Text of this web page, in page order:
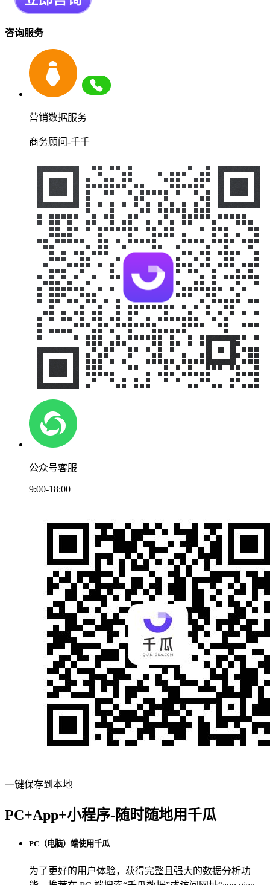
咨询服务
营销数据服务
商务顾问-千千
公众号客服
9:00-18:00
一键保存到本地
PC+App+小程序-随时随地用千瓜
PC（电脑）端使用千瓜
为了更好的用户体验，获得完整且强大的数据分析功